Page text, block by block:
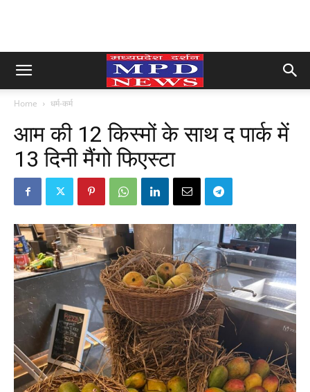
Home धर्म-कर्म
आम की 12 किस्मों के साथ द पार्क में
13 दिनी मैंगो फिएस्टा